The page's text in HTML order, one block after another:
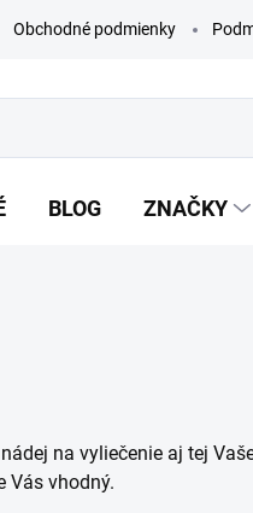
Obchodné podmienky
BLOG ZNAČKY
na vyliečenie aj tej
Vás vhodný.